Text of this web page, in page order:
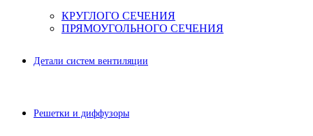
КРУГЛОГО СЕЧЕНИЯ
ПРЯМОУГОЛЬНОГО СЕЧЕНИЯ
Детали систем вентиляции
Решетки и диффузоры